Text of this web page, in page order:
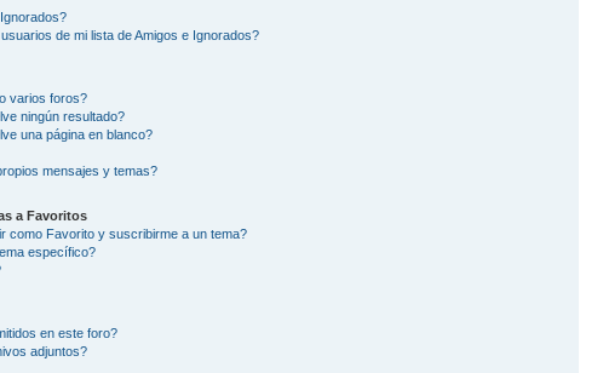
de mi lista de Amigos e Ignorados?
varios foros?
ningún resultado?
una página en blanco?
mensajes y temas?
a Favoritos
como Favorito y suscribirme a un tema?
específico?
en este foro?
adjuntos?